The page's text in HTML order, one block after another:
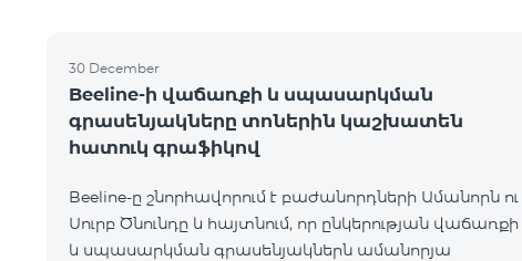
30 December
Beeline-ի վաճառքի և սպասարկման
գրասենյակները տոներին կաշխատեն
հատուկ գրաֆիկով
Beeline-ը շնորհավորում է բաժանորդների Ամանորն ու
Սուրբ Ծնունդը և հայտնում, որ ընկերության վաճառքի
և սպասարկման գրասենյակներն ամանորյա